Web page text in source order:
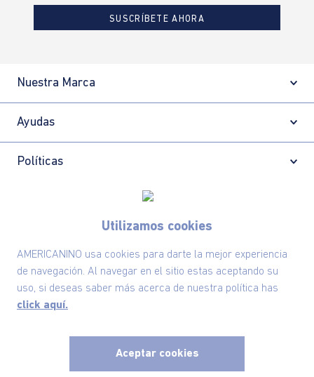
Utilizamos cookies
AMERICANINO usa cookies para darte la mejor experiencia
de navegación. Al navegar en el sitio estas aceptando su
uso, si deseas saber más acerca de nuestra política has
click aquí.
Aceptar cookies
SUSCRÍBETE AHORA
Nuestra Marca
Ayudas
Políticas
Localizador de tiendas